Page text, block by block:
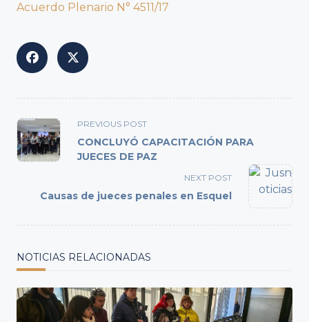
Acuerdo Plenario N° 4511/17
<span
class="nav-
subtitle
text">Page</span>
PREVIOUS POST
CONCLUYÓ CAPACITACIÓN PARA
JUECES DE PAZ
NEXT POST
Causas de jueces penales en Esquel
NOTICIAS RELACIONADAS